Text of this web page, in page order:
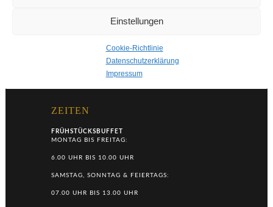
Einstellungen
Cookie-Richtlinie
Datenschutzerklärung
Impressum
86368 GERSTHOFEN
+49 (0)821 – 20 71 21 0
E-MAIL: RECHNUNG@SONNENHOF-AUGSBURG.DE
COOKIES|
ZEITEN
FRÜHSTÜCKSBUFFET
MONTAG BIS FREITAG:
6.00 UHR BIS 10.00 UHR
SAMSTAG, SONNTAG & FEIERTAGS:
07.00 UHR BIS 13.00 UHR